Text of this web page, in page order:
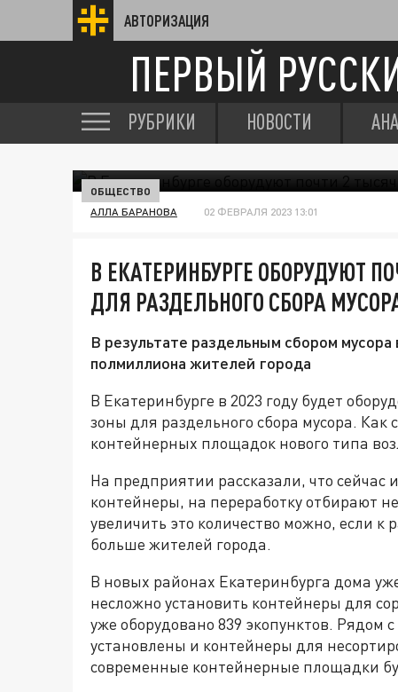
АВТОРИЗАЦИЯ
ПЕРВЫЙ
РУБРИКИ НОВОСТИ
ОБЩЕСТВО
АЛЛА БАРАНОВА 02 ФЕВРАЛЯ 2023 13:01
В ЕКАТЕРИНБУРГЕ ОБОРУДУЮТ
ДЛЯ РАЗДЕЛЬНОГО СБОРА
В результате раздельным сбором
полмиллиона жителей города
В Екатеринбурге в 2023 году будет
зоны для раздельного сбора мусора.
контейнерных площадок нового типа
На предприятии рассказали, что
контейнеры, на переработку отбирают
увеличить это количество можно, если к
больше жителей города.
В новых районах Екатеринбурга дома
несложно установить контейнеры для
уже оборудовано 839 экопунктов. Рядом
установлены и контейнеры для
современные контейнерные площадки